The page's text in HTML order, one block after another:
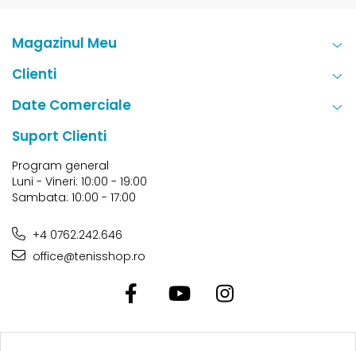
Magazinul Meu
Clienti
Date Comerciale
Suport Clienti
Program general
Luni - Vineri: 10:00 - 19:00
Sambata: 10:00 - 17:00
+4 0762.242.646
office@tenisshop.ro